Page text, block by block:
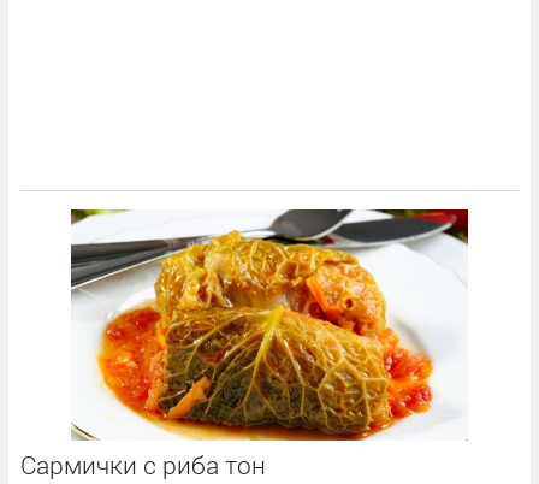
Сармички с риба тон